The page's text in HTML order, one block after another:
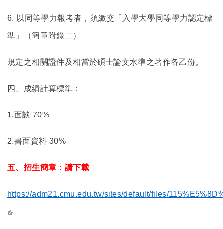
6. 以同等學力報考者，須繳交「入學大學同等學力認定標
準」（簡章附錄二）
規定之相關證件及相當於碩士論文水準之著作各乙份。
四、成績計算標準：
1.面談 70%
2.書面資料 30%
五、招生簡章：請下載
https://adm21.cmu.edu.tw/sites/default/files/
(link is external)